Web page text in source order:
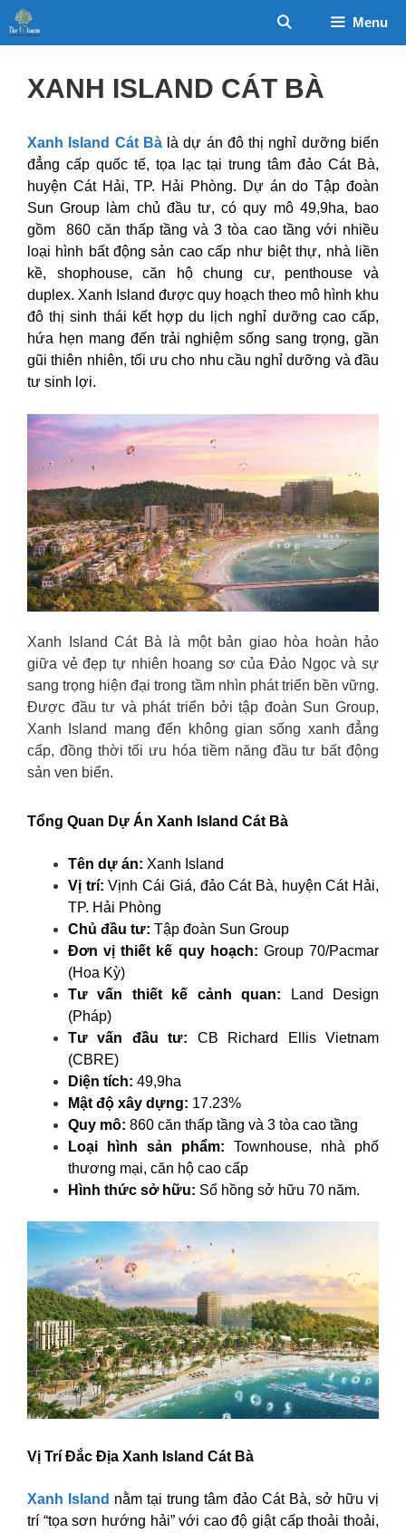
Chuyển
đến
nội
Menu
XANH ISLAND CÁT BÀ
Xanh Island Cát Bàlà dự án đô thị nghỉ dưỡng biển
đẳng cấp quốc tế, tọa lạc tại trung tâm đảo Cát Bà,
huyện Cát Hải, TP. Hải Phòng. Dự án do Tập đoàn
Sun Group làm chủ đầu tư, có quy mô 49,9ha, bao
gồm 860 căn thấp tầng và 3 tòa cao tầng với nhiều
loại hình bất động sản cao cấp như biệt thự, nhà liền
kề, shophouse, căn hộ chung cư, penthouse và
duplex. Xanh Island được quy hoạch theo mô hình khu
đô thị sinh thái kết hợp du lịch nghỉ dưỡng cao cấp,
hứa hẹn mang đến trải nghiệm sống sang trọng, gần
gũi thiên nhiên, tối ưu cho nhu cầu nghỉ dưỡng và đầu
tư sinh lợi.
Xanh Island Cát Bà là một bản giao hòa hoàn hảo
giữa vẻ đẹp tự nhiên hoang sơ của Đảo Ngọc và sự
sang trọng hiện đại trong tầm nhìn phát triển bền vững.
Được đầu tư và phát triển bởi tập đoàn Sun Group,
Xanh Island mang đến không gian sống xanh đẳng
cấp, đồng thời tối ưu hóa tiềm năng đầu tư bất động
sản ven biển.
Tổng Quan Dự Án Xanh Island Cát Bà
Tên dự án: Xanh Island
Vị trí: Vịnh Cái Giá, đảo Cát Bà, huyện Cát Hải,
TP. Hải Phòng
Chủ đầu tư: Tập đoàn Sun Group
Đơn vị thiết kế quy hoạch: Group 70/Pacmar
(Hoa Kỳ)
Tư vấn thiết kế cảnh quan: Land Design
(Pháp)
Tư vấn đầu tư: CB Richard Ellis Vietnam
(CBRE)
Diện tích: 49,9ha
Mật độ xây dựng: 17.23%
Quy mô: 860 căn thấp tầng và 3 tòa cao tầng
Loại hình sản phẩm: Townhouse, nhà phố
thương mại, căn hộ cao cấp
Hình thức sở hữu: Sổ hồng sở hữu 70 năm.
Vị Trí Đắc Địa Xanh Island Cát Bà
Xanh Island nằm tại trung tâm đảo Cát Bà, sở hữu vị
trí “tọa sơn hướng hải” với cao độ giật cấp thoải thoải,